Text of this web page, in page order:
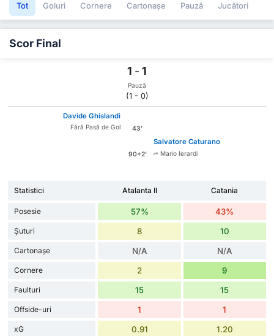
Tot Goluri Cornere Cartonașe Pauză Jucători
Scor Final
1 - 1
Pauză
(1 - 0)
Davide Ghislandi
Fără Pasă de Gol 43'
90+2'
Salvatore Caturano
Mario Ierardi
Statistici Atalanta II Catania
Posesie 57% 43%
Șuturi 8 10
Cartonașe N/A N/A
Cornere 2 9
Faulturi 15 15
Offside-uri 1 1
xG 0.91 1.20